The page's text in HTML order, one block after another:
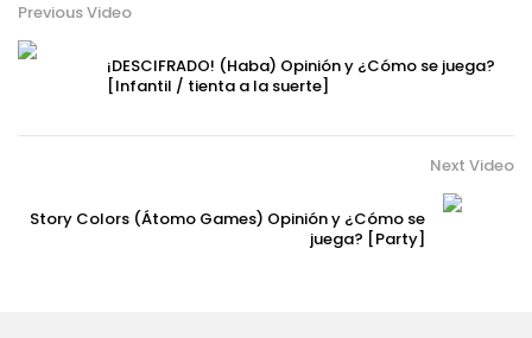
Previous Video
¡DESCIFRADO! (Haba) Opinión y ¿Cómo se juega?
[Infantil / tienta a la suerte]
Next Video
Story Colors (Átomo Games) Opinión y ¿Cómo se
juega? [Party]